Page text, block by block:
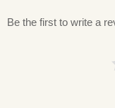
Be the first to write a